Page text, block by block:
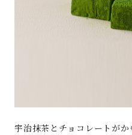
宇治抹茶とチョコレートが